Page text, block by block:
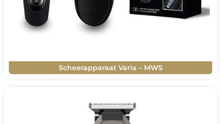
Scheerapparaat Varia – MWS